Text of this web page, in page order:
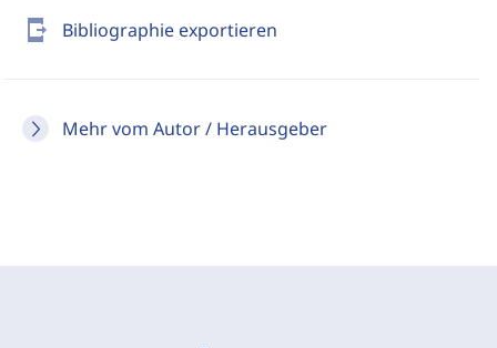
send_to_mobile Bibliographie exportieren
Mehr vom Autor / Herausgeber